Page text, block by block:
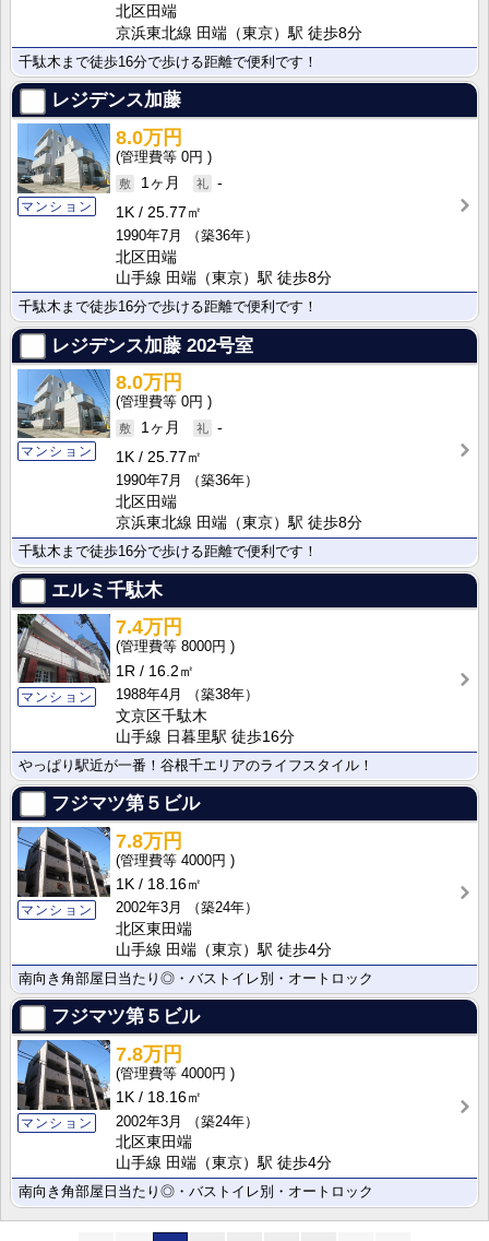
北区田端
京浜東北線 田端（東京）駅 徒歩8分
千駄木まで徒歩16分で歩ける距離で便利です！
レジデンス加藤
マンション
8.0万円
0円
1ヶ月
-
1K
25.77㎡
1990年7月
（築36年）
北区田端
山手線 田端（東京）駅 徒歩8分
千駄木まで徒歩16分で歩ける距離で便利です！
レジデンス加藤 202号室
マンション
8.0万円
0円
1ヶ月
-
1K
25.77㎡
1990年7月
（築36年）
北区田端
京浜東北線 田端（東京）駅 徒歩8分
千駄木まで徒歩16分で歩ける距離で便利です！
エルミ千駄木
マンション
7.4万円
8000円
1R
16.2㎡
1988年4月
（築38年）
文京区千駄木
山手線 日暮里駅 徒歩16分
やっぱり駅近が一番！谷根千エリアのライフスタイル！
フジマツ第５ビル
マンション
7.8万円
4000円
1K
18.16㎡
2002年3月
（築24年）
北区東田端
山手線 田端（東京）駅 徒歩4分
南向き角部屋日当たり◎・バストイレ別・オートロック
フジマツ第５ビル
マンション
7.8万円
4000円
1K
18.16㎡
2002年3月
（築24年）
北区東田端
山手線 田端（東京）駅 徒歩4分
南向き角部屋日当たり◎・バストイレ別・オートロック